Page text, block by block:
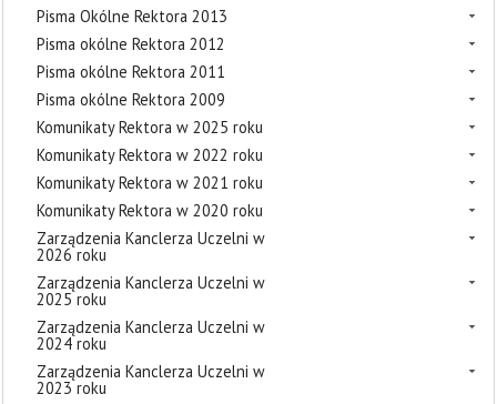
Pisma Okólne Rektora 2013
Pisma okólne Rektora 2012
Pisma okólne Rektora 2011
Pisma okólne Rektora 2009
Komunikaty Rektora w 2025 roku
Komunikaty Rektora w 2022 roku
Komunikaty Rektora w 2021 roku
Komunikaty Rektora w 2020 roku
Zarządzenia Kanclerza Uczelni w
2026 roku
Zarządzenia Kanclerza Uczelni w
2025 roku
Zarządzenia Kanclerza Uczelni w
2024 roku
Zarządzenia Kanclerza Uczelni w
2023 roku